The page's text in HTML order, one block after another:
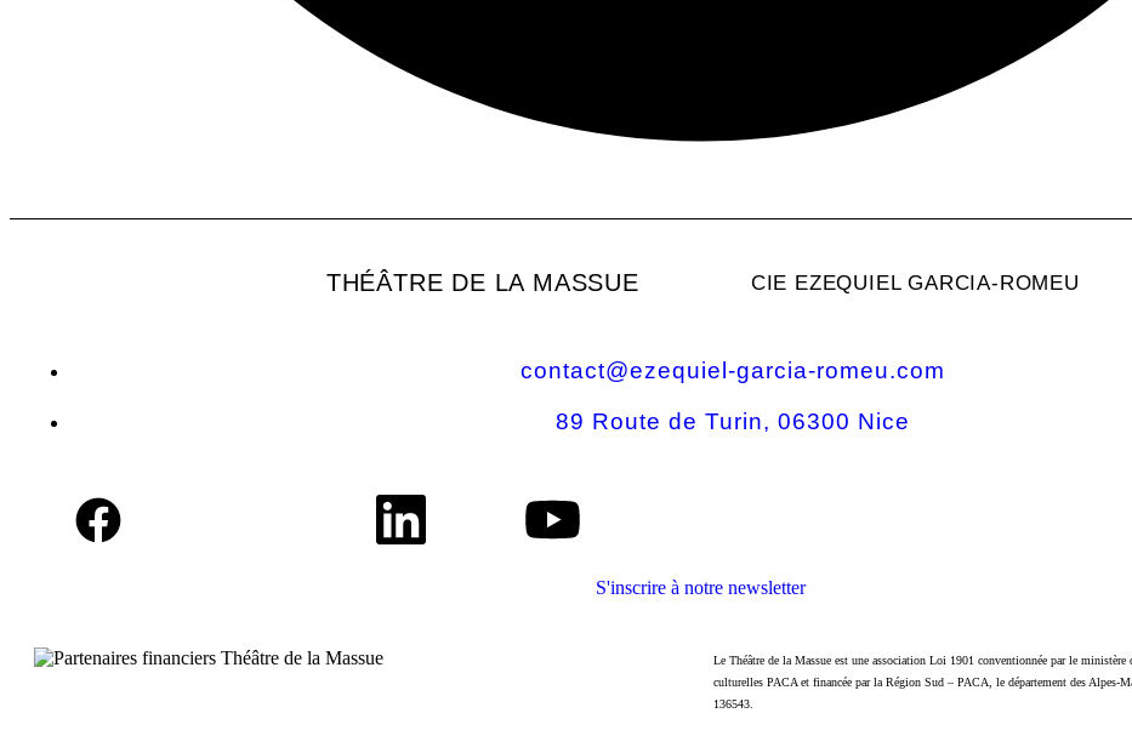
THÉÂTRE DE LA MASSUE CIE EZEQUIEL GARCIA-ROMEU
contact@ezequiel-garcia-romeu.com
89 Route de Turin, 06300 Nice
S'inscrire à notre newsletter
Le Théâtre de la Massue est une association Loi 1901 conventionnée par le ministère
culturelles PACA et financée par la Région Sud – PACA, le département des Alpes-
136543.